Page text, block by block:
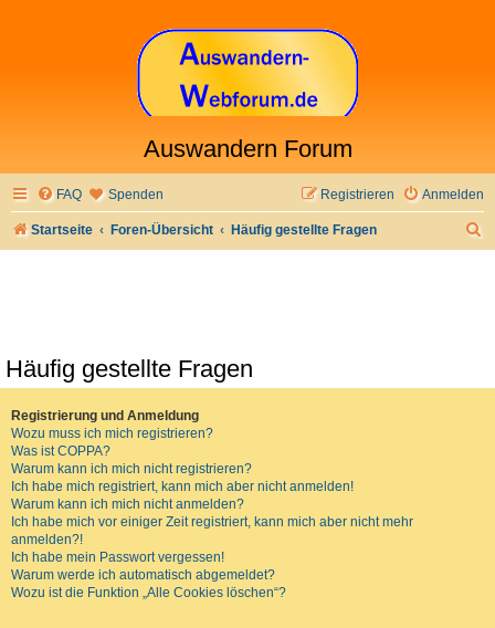
Auswandern Forum
FAQ Spenden Anmelden
Registrieren
Startseite Foren-Übersicht Häufig gestellte Fragen
Häufig gestellte Fragen
Registrierung und Anmeldung
Wozu muss ich mich registrieren?
Was ist COPPA?
Warum kann ich mich nicht registrieren?
Ich habe mich registriert, kann mich aber nicht anmelden!
Warum kann ich mich nicht anmelden?
Ich habe mich vor einiger Zeit registriert, kann mich aber nicht mehr
anmelden?!
Ich habe mein Passwort vergessen!
Warum werde ich automatisch abgemeldet?
Wozu ist die Funktion „Alle Cookies löschen“?